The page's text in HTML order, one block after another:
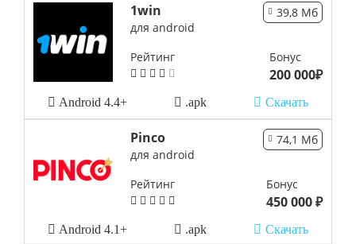
1win
39,8 Мб
для android
Рейтинг
Бонус
200 000₽
Android 4.4+ .apk Скачать
Pinco
74,1 Мб
для android
Рейтинг
Бонус
450 000 ₽
Android 4.1+ .apk Скачать